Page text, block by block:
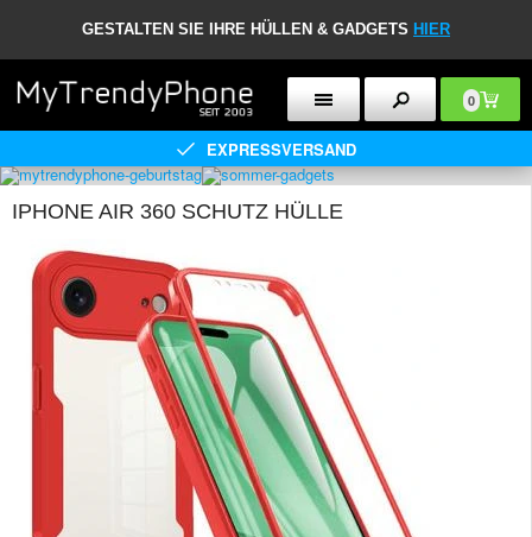
GESTALTEN SIE IHRE HÜLLEN & GADGETS HIER
0
EXPRESSVERSAND
IPHONE AIR 360 SCHUTZ HÜLLE